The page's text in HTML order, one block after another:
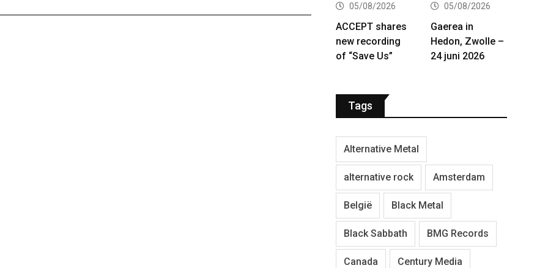
05/08/2026
ACCEPT shares
new recording
of “Save Us”
05/08/2026
Gaerea in
Hedon, Zwolle –
24 juni 2026
Tags
Alternative Metal
alternative rock Amsterdam
België Black Metal
Black Sabbath BMG Records
Canada Century Media